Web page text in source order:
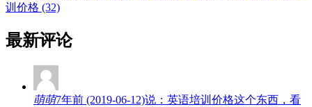
训价格 (32)
最新评论
萌萌7年前 (2019-06-12)说：英语培训价格这个东西，看